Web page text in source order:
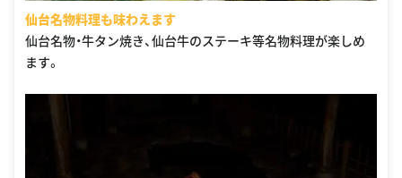
仙台名物料理も味わえます
仙台名物・牛タン焼き、仙台牛のステーキ等名物料理が楽しめ
ます。